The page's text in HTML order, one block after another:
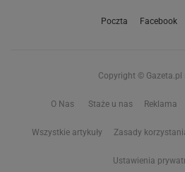
Poczta Facebook
Copyright © Gazeta.pl
O Nas Staże u nas Reklama
Wszystkie artykuły Zasady
Ustawienia